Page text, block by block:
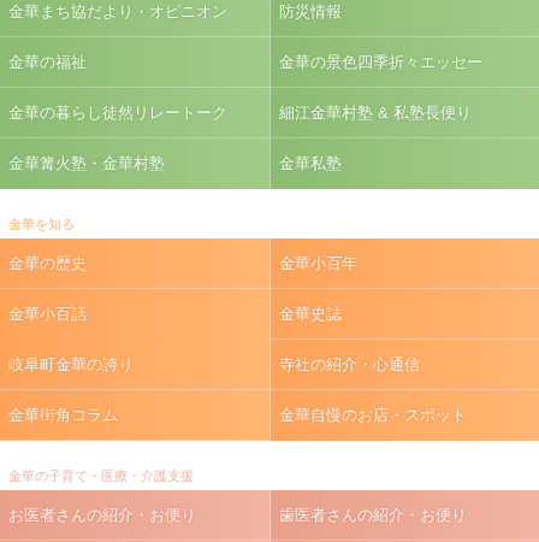
金華まち協だより・オピニオン 防災情報
金華の福祉 金華の景色四季折々エッセー
金華の暮らし徒然リレートーク 細江金華村塾 & 私塾長便り
金華篝火塾・金華村塾 金華私塾
金華を知る
金華の歴史 金華小百年
金華小百話 金華史誌
岐阜町金華の誇り 寺社の紹介・心通信
金華街角コラム 金華自慢のお店・スポット
金華の子育て・医療・介護支援
お医者さんの紹介・お便り 歯医者さんの紹介・お便り